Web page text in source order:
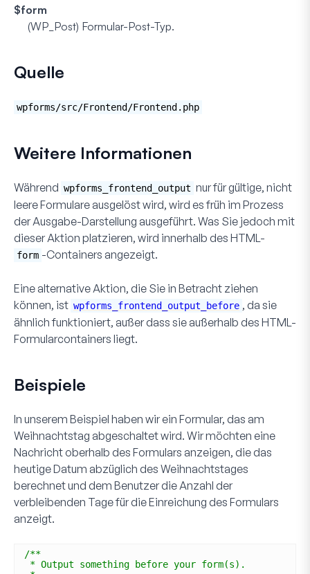
$form
(WP_Post) Formular-Post-Typ.
Quelle
wpforms/src/Frontend/Frontend.php
Weitere Informationen
Während wpforms_frontend_output nur für gültige, nicht
leere Formulare ausgelöst wird, wird es früh im Prozess
der Ausgabe-Darstellung ausgeführt. Was Sie jedoch mit
dieser Aktion platzieren, wird innerhalb des HTML-
form -Containers angezeigt.
Eine alternative Aktion, die Sie in Betracht ziehen
können, ist wpforms_frontend_output_before , da sie
ähnlich funktioniert, außer dass sie außerhalb des HTML-
Formularcontainers liegt.
Beispiele
In unserem Beispiel haben wir ein Formular, das am
Weihnachtstag abgeschaltet wird. Wir möchten eine
Nachricht oberhalb des Formulars anzeigen, die das
heutige Datum abzüglich des Weihnachtstages
berechnet und dem Benutzer die Anzahl der
verbleibenden Tage für die Einreichung des Formulars
anzeigt.
/**
* Output something before your form(s).